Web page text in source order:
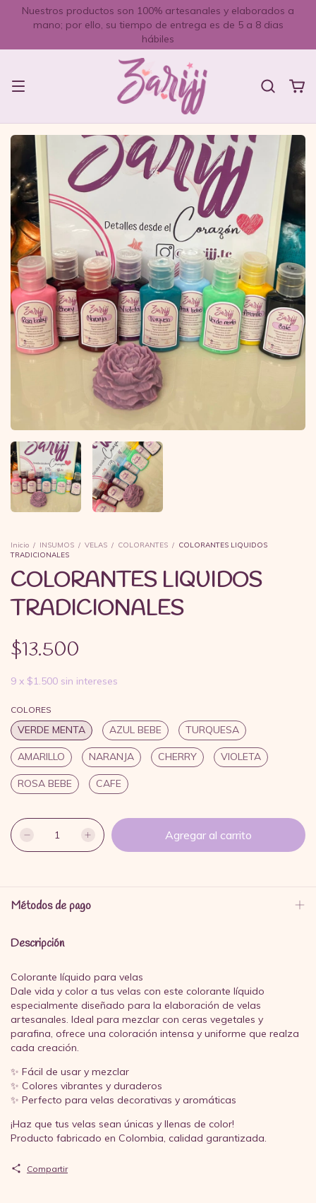
Nuestros productos son 100% artesanales y elaborados a
mano; por ello, su tiempo de entrega es de 5 a 8 dias
hábiles
Inicio / INSUMOS / VELAS / COLORANTES / COLORANTES LIQUIDOS
TRADICIONALES
COLORANTES LIQUIDOS
TRADICIONALES
$13.500
9 x $1.500 sin intereses
COLORES
VERDE MENTA AZUL BEBE TURQUESA
AMARILLO NARANJA CHERRY VIOLETA
ROSA BEBE CAFE
Métodos de pago
Descripción
Colorante líquido para velas
Dale vida y color a tus velas con este colorante líquido
especialmente diseñado para la elaboración de velas
artesanales. Ideal para mezclar con ceras vegetales y
parafina, ofrece una coloración intensa y uniforme que realza
cada creación.
✨ Fácil de usar y mezclar
✨ Colores vibrantes y duraderos
✨ Perfecto para velas decorativas y aromáticas
¡Haz que tus velas sean únicas y llenas de color!
Producto fabricado en Colombia, calidad garantizada.
Compartir